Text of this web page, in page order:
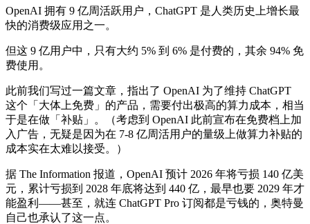
OpenAI 拥有 9 亿周活跃用户，ChatGPT 是人类历史上增长最
快的消费级应用之一。
但这 9 亿用户中，只有大约 5% 到 6% 是付费的，其余 94% 免
费使用。
此前我们写过一篇文章，指出了 OpenAI 为了维持 ChatGPT
这个「大体上免费」的产品，需要付出极高的算力成本，相当
于是在做「补贴」。（考虑到 OpenAI 此前宣布在免费档上加
入广告，无疑是因为在 7-8 亿周活用户的量级上做算力补贴的
成本实在太难以接受。）
据 The Information 报道，OpenAI 预计 2026 年将亏损 140 亿美
元，累计亏损到 2028 年底将达到 440 亿，最早也要 2029 年才
能盈利——甚至，就连 ChatGPT Pro 订阅都是亏钱的，奥特曼
自己也承认了这一点。